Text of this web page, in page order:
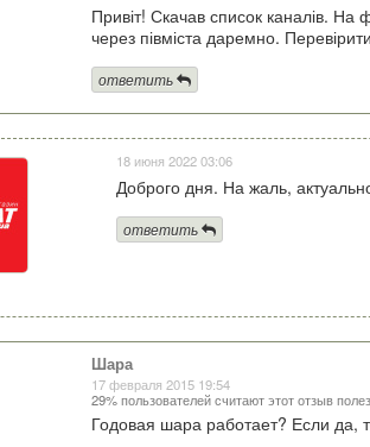
Привіт! Скачав список каналів.
через півміста даремно.
ответить
18 июня 2022 03:06
Доброго дня. На жаль,
ответить
Шара
17 февраля 2015 19:54
29% пользователей считают этот отзыв
Годовая шара работает? Если да,